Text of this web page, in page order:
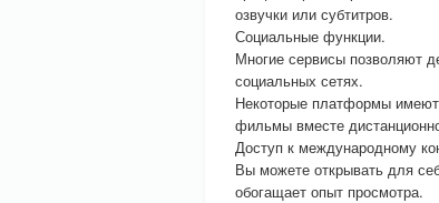
озвучки или субтитров.
Социальные функции.
Многие сервисы позволяют
социальных сетях.
Некоторые платформы имеют
фильмы вместе
Доступ к международному
Вы можете открывать для
обогащает опыт просмотра.